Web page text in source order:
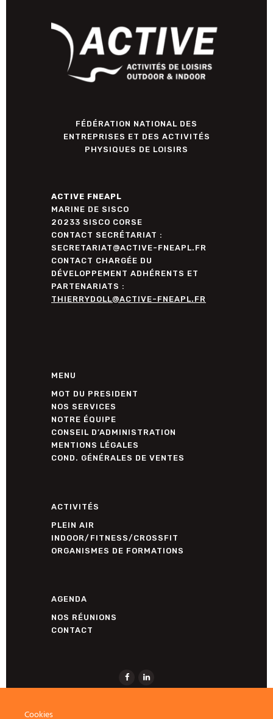
FÉDÉRATION NATIONAL DES
ENTREPRISES ET DES ACTIVITÉS
PHYSIQUES DE LOISIRS
ACTIVE FNEAPL
MARINE DE SISCO
20233 SISCO CORSE
CONTACT SECRÉTARIAT :
SECRETARIAT@ACTIVE-FNEAPL.FR
CONTACT CHARGÉE DU
DÉVELOPPEMENT ADHÉRENTS ET
PARTENARIATS :
THIERRYDOLL@ACTIVE-FNEAPL.FR
MENU
MOT DU PRESIDENT
NOS SERVICES
NOTRE ÉQUIPE
CONSEIL D’ADMINISTRATION
MENTIONS LÉGALES
COND. GÉNÉRALES DE VENTES
ACTIVITÉS
PLEIN AIR
INDOOR/FITNESS/CROSSFIT
ORGANISMES DE FORMATIONS
AGENDA
NOS RÉUNIONS
CONTACT
Cookies